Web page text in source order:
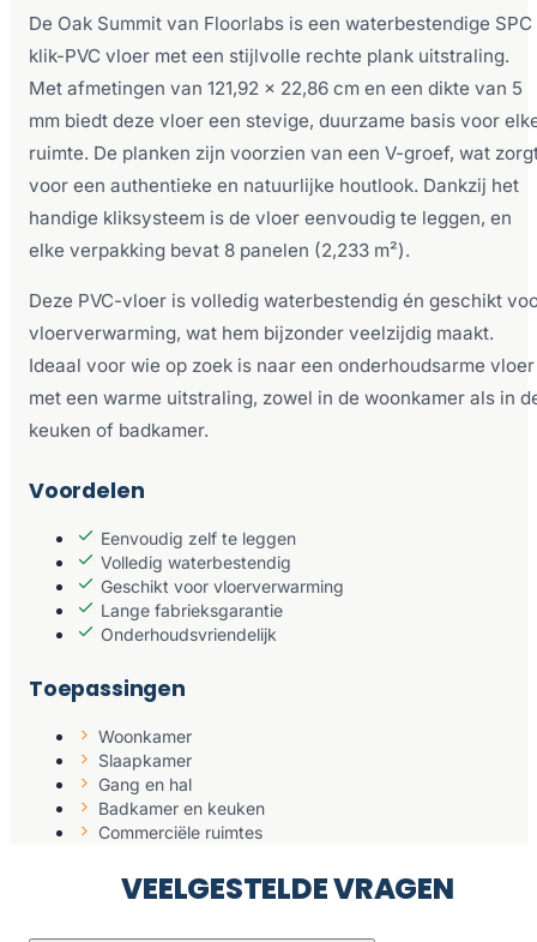
De Oak Summit van Floorlabs is een waterbestendige SPC
klik-PVC vloer met een stijlvolle rechte plank uitstraling.
Met afmetingen van 121,92 x 22,86 cm en een dikte van 5
mm biedt deze vloer een stevige, duurzame basis voor
ruimte. De planken zijn voorzien van een V-groef, wat
voor een authentieke en natuurlijke houtlook. Dankzij het
handige kliksysteem is de vloer eenvoudig te leggen, en
elke verpakking bevat 8 panelen (2,233 m²).
Deze PVC-vloer is volledig waterbestendig én geschikt
vloerverwarming, wat hem bijzonder veelzijdig maakt.
Ideaal voor wie op zoek is naar een onderhoudsarme vloer
met een warme uitstraling, zowel in de woonkamer als in
keuken of badkamer.
Voordelen
Eenvoudig zelf te leggen
Volledig waterbestendig
Geschikt voor vloerverwarming
Lange fabrieksgarantie
Onderhoudsvriendelijk
Toepassingen
Woonkamer
Slaapkamer
Gang en hal
Badkamer en keuken
Commerciële ruimtes
VEELGESTELDE VRAGEN